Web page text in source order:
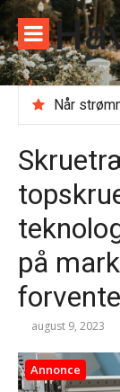
Spring
til
indhold
på
august 9, 2023
Annonce